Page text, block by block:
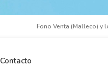
Fono Venta (Malleco) y
Contacto